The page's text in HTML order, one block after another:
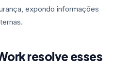
expondo informações
resolve esses